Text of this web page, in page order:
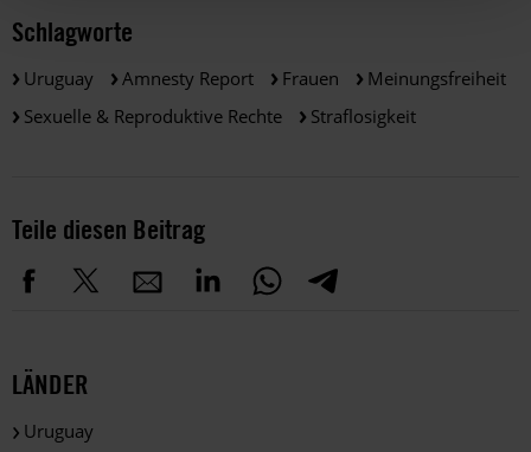
Schlagworte
Uruguay Amnesty Report Frauen
Meinungsfreiheit
Sexuelle & Reproduktive Rechte
Straflosigkeit
Teile diesen Beitrag
LÄNDER
Uruguay